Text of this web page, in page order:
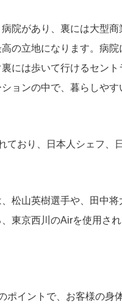
院があり、裏には大型商
の立地になります。病院
には歩いて行けるセント
ョンの中で、暮らしやす
ており、日本人シェフ、
松山英樹選手や、田中将
東京西川のAirを使用され
ポイントで、お客様の身